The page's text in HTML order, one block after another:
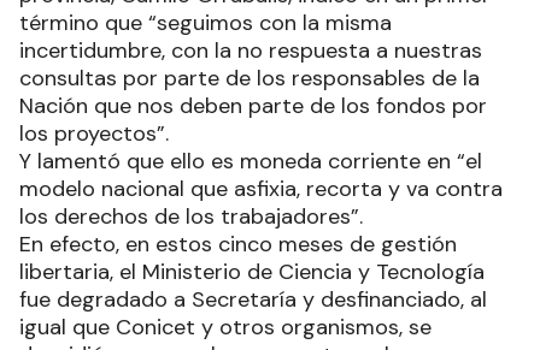
término que “seguimos con la misma
incertidumbre, con la no respuesta a nuestras
consultas por parte de los responsables de la
Nación que nos deben parte de los fondos por
los proyectos”.
Y lamentó que ello es moneda corriente en “el
modelo nacional que asfixia, recorta y va contra
los derechos de los trabajadores”.
En efecto, en estos cinco meses de gestión
libertaria, el Ministerio de Ciencia y Tecnología
fue degradado a Secretaría y desfinanciado, al
igual que Conicet y otros organismos, se